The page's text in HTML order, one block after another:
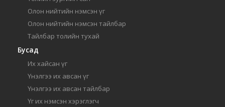
Олон нийтийн нэмсэн үг
Олон нийтийн нэмсэн тайлбар
Тайлбар толийн тухай
Бусад
Их хайсан үг
Үнэлгээ их авсан үг
Үнэлгээ их авсан тайлбар
Үг их нэмсэн хэрэглэгч